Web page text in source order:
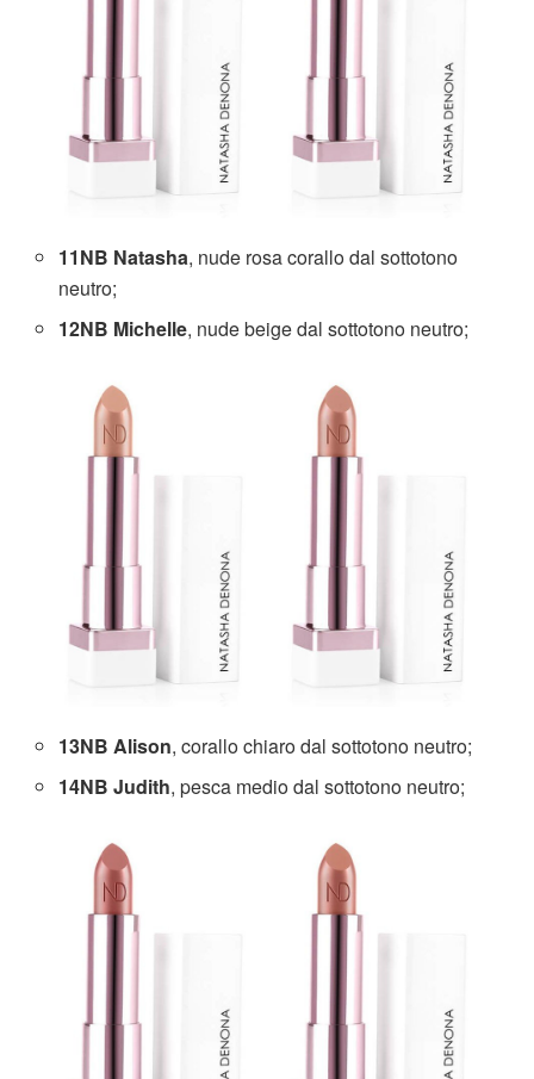
11NB Natasha, nude rosa corallo dal sottotono
neutro;
12NB Michelle, nude beige dal sottotono neutro;
13NB Alison, corallo chiaro dal sottotono neutro;
14NB Judith, pesca medio dal sottotono neutro;